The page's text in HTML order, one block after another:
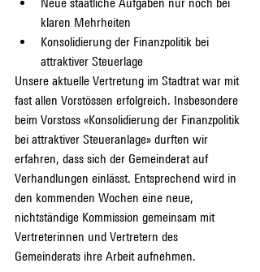
klaren Mehrheiten
Konsolidierung der Finanzpolitik bei
attraktiver Steuerlage
Unsere aktuelle Vertretung im Stadtrat war mit
fast allen Vorstössen erfolgreich. Insbesondere
beim Vorstoss «Konsolidierung der Finanzpolitik
bei attraktiver Steueranlage» durften wir
erfahren, dass sich der Gemeinderat auf
Verhandlungen einlässt. Entsprechend wird in
den kommenden Wochen eine neue,
nichtständige Kommission gemeinsam mit
Vertreterinnen und Vertretern des
Gemeinderats ihre Arbeit aufnehmen.